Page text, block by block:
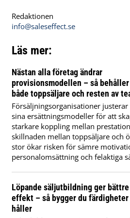
Redaktionen
info@saleseffect.se
Läs mer:
Nästan alla företag ändrar
provisionsmodellen – så behåller
både toppsäljare och resten av
Försäljningsorganisationer justerar
sina ersättningsmodeller för att
starkare koppling mellan
skillnaden mellan toppsäljare och
stor ökar risken för sämre
personalomsättning och felaktiga
Löpande säljutbildning ger bättre
effekt – så bygger du färdigheter
håller